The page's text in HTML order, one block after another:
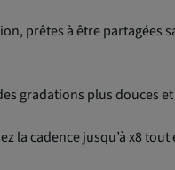
prêtes à être partagées
gradations plus douces
la cadence jusqu’à x8